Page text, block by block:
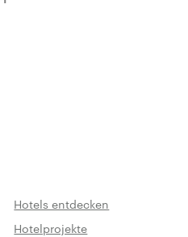
Hotels entdecken
Hotelprojekte